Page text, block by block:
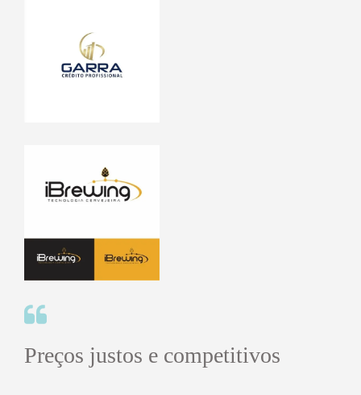
Preços justos e competitivos